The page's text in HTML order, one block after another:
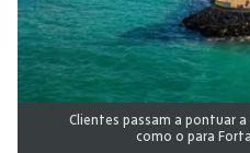
Clientes passam a pontuar
como o para